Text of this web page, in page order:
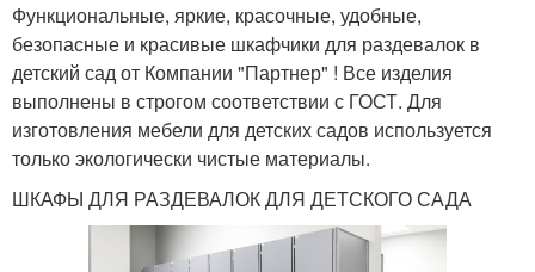
Функциональные, яркие, красочные, удобные,
безопасные и красивые шкафчики для раздевалок в
детский сад от Компании "Партнер" ! Все изделия
выполнены в строгом соответствии с ГОСТ. Для
изготовления мебели для детских садов используется
только экологически чистые материалы.
ШКАФЫ ДЛЯ РАЗДЕВАЛОК ДЛЯ ДЕТСКОГО САДА